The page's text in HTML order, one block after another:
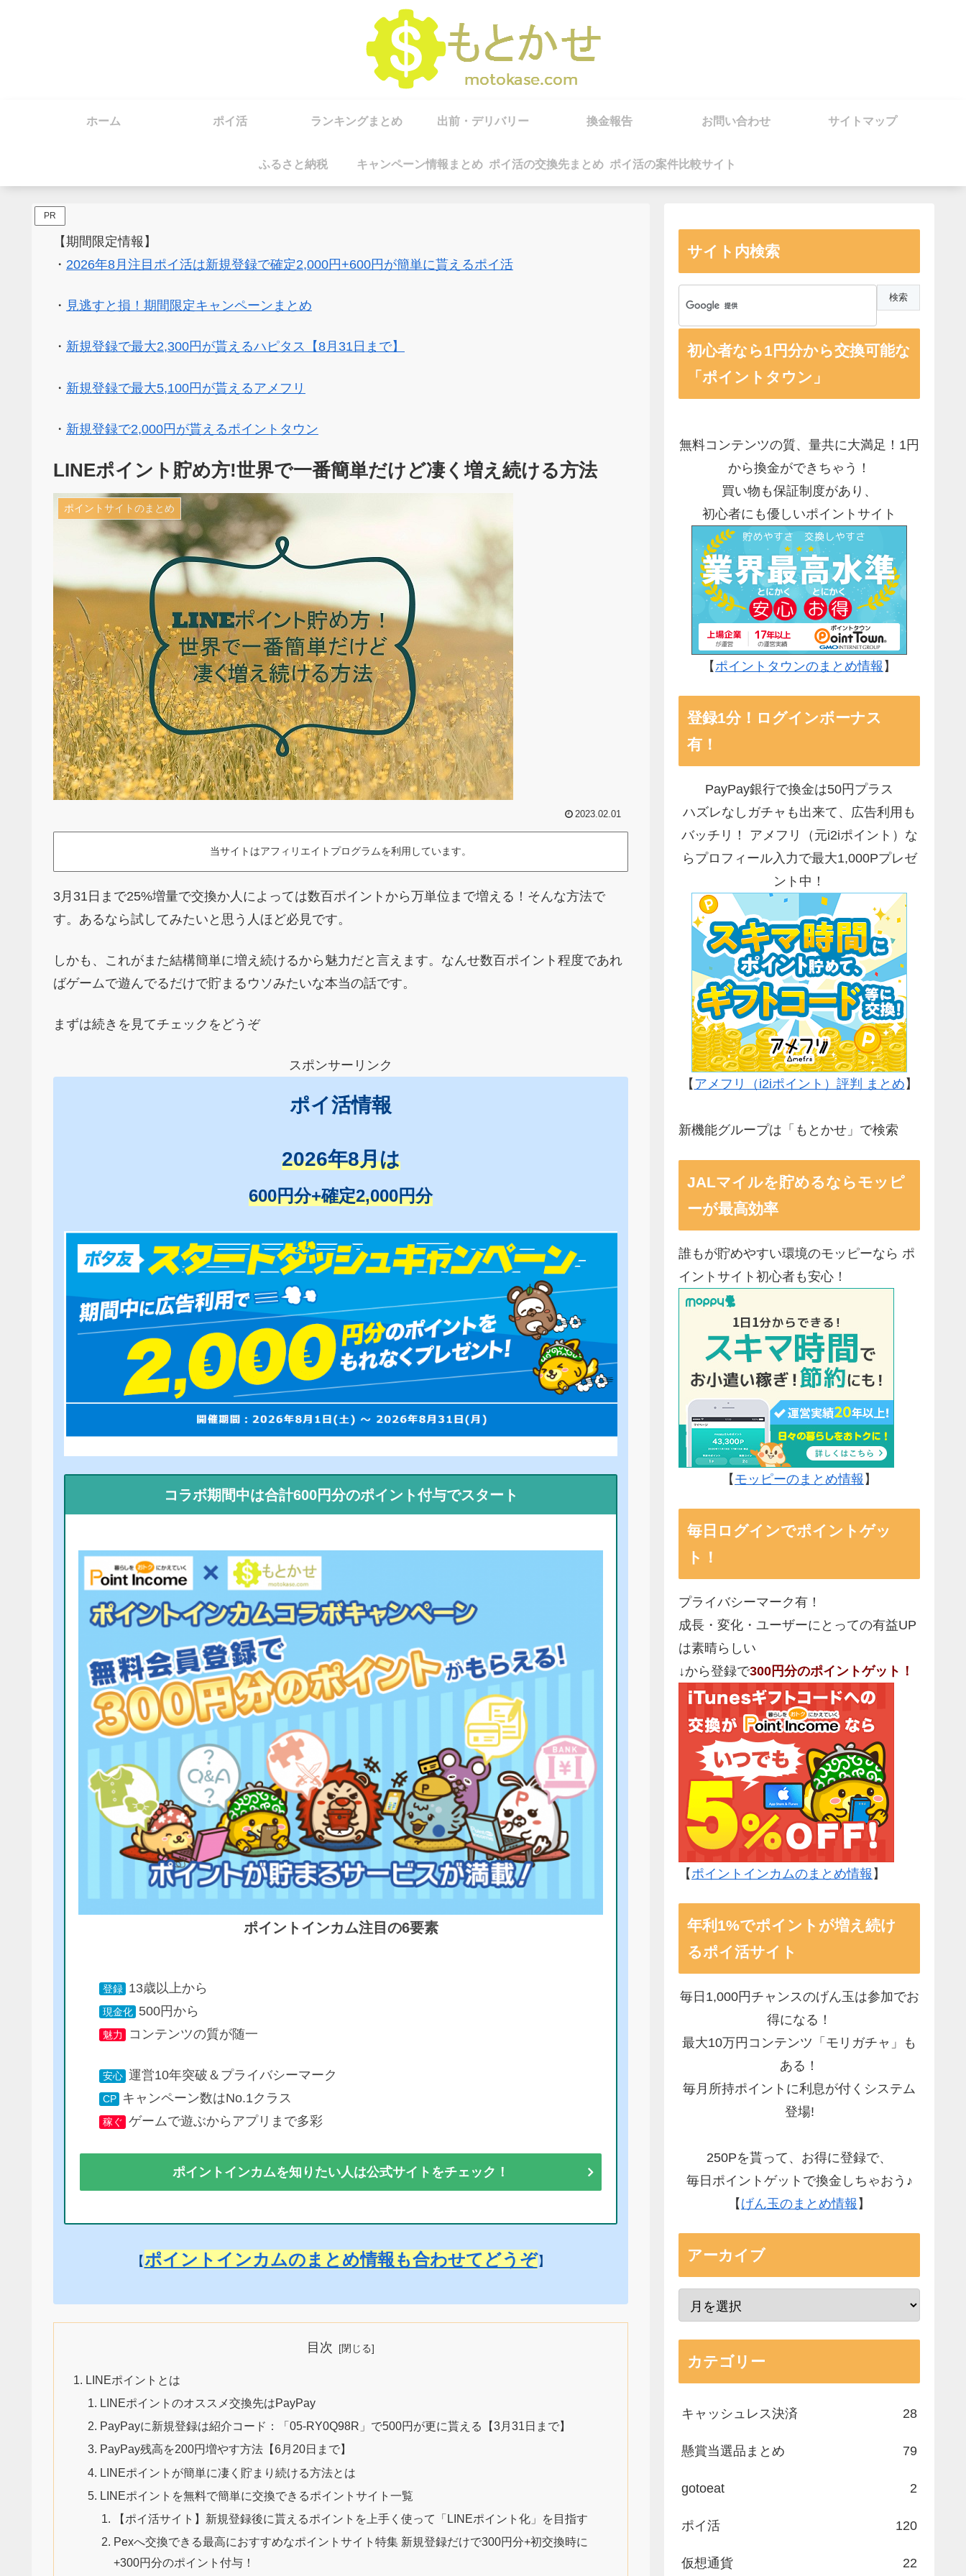
ホーム ポイ活 ランキングまとめ 出前・デリバリー 換金報告 お問い合わせ サイトマップ
ふるさと納税 キャンペーン情報まとめ ポイ活の交換先まとめ ポイ活の案件比較サイト
PR
【期間限定情報】
・ 2026年8月注目ポイ活は新規登録で確定2,000円+600円が簡単に貰えるポイ活
・ 見逃すと損！期間限定キャンペーンまとめ
・ 新規登録で最大2,300円が貰えるハピタス【8月31日まで】
・ 新規登録で最大5,100円が貰えるアメフリ
・ 新規登録で2,000円が貰えるポイントタウン
LINEポイント貯め方!世界で一番簡単だけど凄く増え続ける方法
ポイントサイトのまとめ
2023.02.01
当サイトはアフィリエイトプログラムを利用しています。
3月31日まで25%増量で交換か人によっては数百ポイントから万単位まで増える！そんな方法で
す。あるなら試してみたいと思う人ほど必見です。
しかも、これがまた結構簡単に増え続けるから魅力だと言えます。なんせ数百ポイント程度であれ
ばゲームで遊んでるだけで貯まるウソみたいな本当の話です。
まずは続きを見てチェックをどうぞ
スポンサーリンク
ポイ活情報
2026年8月は
600円分+確定2,000円分
コラボ期間中は合計600円分のポイント付与でスタート
ポイントインカム注目の6要素
登録 13歳以上から
現金化 500円から
魅力 コンテンツの質が随一
安心 運営10年突破＆プライバシーマーク
CP キャンペーン数はNo.1クラス
稼ぐ ゲームで遊ぶからアプリまで多彩
ポイントインカムを知りたい人は公式サイトをチェック！
【ポイントインカムのまとめ情報も合わせてどうぞ】
目次
LINEポイントとは
LINEポイントのオススメ交換先はPayPay
PayPayに新規登録は紹介コード：「05-RY0Q98R」で500円が更に貰える【3月31日まで】
PayPay残高を200円増やす方法【6月20日まで】
LINEポイントが簡単に凄く貯まり続ける方法とは
LINEポイントを無料で簡単に交換できるポイントサイト一覧
【ポイ活サイト】新規登録後に貰えるポイントを上手く使って「LINEポイント化」を目指す
Pexへ交換できる最高におすすめなポイントサイト特集 新規登録だけで300円分+初交換時に
+300円分のポイント付与！
サイト内検索
初心者なら1円分から交換可能な
「ポイントタウン」
無料コンテンツの質、量共に大満足！1円
から換金ができちゃう！
買い物も保証制度があり、
初心者にも優しいポイントサイト
【ポイントタウンのまとめ情報 】
登録1分！ログインボーナス
有！
PayPay銀行で換金は50円プラス
ハズレなしガチャも出来て、広告利用も
バッチリ！ アメフリ（元i2iポイント）な
らプロフィール入力で最大1,000Pプレゼ
ント中！
【 アメフリ（i2iポイント）評判 まとめ 】
新機能グループは「もとかせ」で検索
JALマイルを貯めるならモッピ
ーが最高効率
誰もが貯めやすい環境のモッピーなら ポ
イントサイト初心者も安心！
【 モッピーのまとめ情報 】
毎日ログインでポイントゲッ
ト！
プライバシーマーク有！
成長・変化・ユーザーにとっての有益UP
は素晴らしい
↓から登録で300円分のポイントゲット！
【 ポイントインカムのまとめ情報 】
年利1%でポイントが増え続け
るポイ活サイト
毎日1,000円チャンスのげん玉は参加でお
得になる！
最大10万円コンテンツ「モリガチャ」も
ある！
毎月所持ポイントに利息が付くシステム
登場!
250Pを貰って、お得に登録で、
毎日ポイントゲットで換金しちゃおう♪
【 げん玉のまとめ情報 】
アーカイブ
カテゴリー
キャッシュレス決済 28
懸賞当選品まとめ 79
gotoeat 2
ポイ活 120
仮想通貨 22